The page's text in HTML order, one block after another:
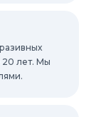
20 лет. Мы